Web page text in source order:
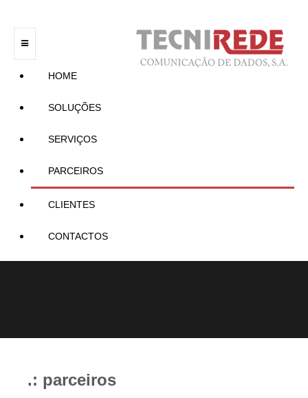
HOME
SOLUÇÕES
SERVIÇOS
PARCEIROS
CLIENTES
CONTACTOS
.: parceiros